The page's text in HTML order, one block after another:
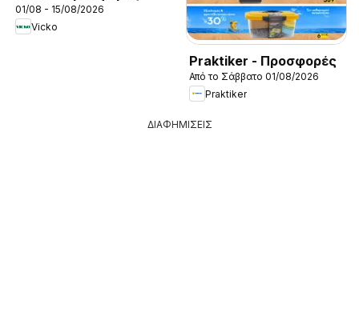
01/08 - 15/08/2026
Vicko
Praktiker - Προσφορές
Από το Σάββατο 01/08/2026
Praktiker
ΔΙΑΦΗΜΙΣΕΙΣ